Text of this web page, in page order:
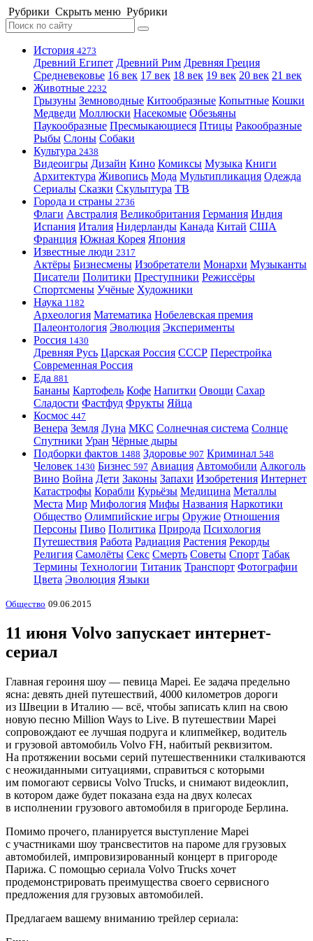
Рубрики Скрыть меню Рубрики
История 4273
Древний Египет Древний Рим Древняя Греция
Средневековье 16 век 17 век 18 век 19 век 20 век 21 век
Животные 2232
Грызуны Земноводные Китообразные Копытные Кошки
Медведи Моллюски Насекомые Обезьяны
Паукообразные Пресмыкающиеся Птицы Ракообразные
Рыбы Слоны Собаки
Культура 2438
Видеоигры Дизайн Кино Комиксы Музыка Книги
Архитектура Живопись Мода Мультипликация Одежда
Сериалы Сказки Скульптура ТВ
Города и страны 2736
Флаги Австралия Великобритания Германия Индия
Испания Италия Нидерланды Канада Китай США
Франция Южная Корея Япония
Известные люди 2317
Актёры Бизнесмены Изобретатели Монархи Музыканты
Писатели Политики Преступники Режиссёры
Спортсмены Учёные Художники
Наука 1182
Археология Математика Нобелевская премия
Палеонтология Эволюция Эксперименты
Россия 1430
Древняя Русь Царская Россия СССР Перестройка
Современная Россия
Еда 881
Бананы Картофель Кофе Напитки Овощи Сахар
Сладости Фастфуд Фрукты Яйца
Космос 447
Венера Земля Луна МКС Солнечная система Солнце
Спутники Уран Чёрные дыры
Подборки фактов 1488 Здоровье 907 Криминал 548
Человек 1430 Бизнес 597 Авиация Автомобили Алкоголь
Вино Война Дети Законы Запахи Изобретения Интернет
Катастрофы Корабли Курьёзы Медицина Металлы
Места Мир Мифология Мифы Названия Наркотики
Общество Олимпийские игры Оружие Отношения
Персоны Пиво Политика Природа Психология
Путешествия Работа Радиация Растения Рекорды
Религия Самолёты Секс Смерть Советы Спорт Табак
Термины Технологии Титаник Транспорт Фотографии
Цвета Эволюция Языки
Общество 09.06.2015
11 июня Volvo запускает интернет-
сериал
Главная героиня шоу — певица Mapei. Ее задача предельно
ясна: девять дней путешествий, 4000 километров дороги
из Швеции в Италию — всё, чтобы записать клип на свою
новую песню Million Ways to Live. В путешествии Mapei
сопровождают ее лучшая подруга и клипмейкер, водитель
и грузовой автомобиль Volvo FH, набитый реквизитом.
На протяжении восьми серий путешественники сталкиваются
с неожиданными ситуациями, справиться с которыми
им помогают сервисы Volvo Trucks, и снимают видеоклип,
в котором даже будет показана езда на двух колесах
в исполнении грузового автомобиля в пригороде Берлина.
Помимо прочего, планируется выступление Mapei
с участниками шоу трансвеститов на пароме для грузовых
автомобилей, импровизированный концерт в пригороде
Парижа. С помощью сериала Volvo Trucks хочет
продемонстрировать преимущества своего сервисного
предложения для грузовых автомобилей.
Предлагаем вашему вниманию трейлер сериала: